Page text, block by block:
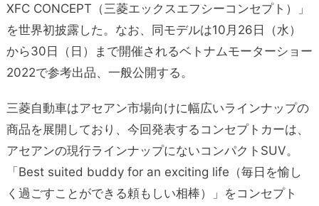
XFC CONCEPT（三菱エックスエフシーコンセプト）」
を世界初披露した。なお、同モデルは10月26日（水）
から30日（日）まで開催されるベトナムモーターショー
2022で参考出品、一般公開する。
三菱自動車はアセアン市場向けに幅広いラインナップの
商品を展開しており、今回発表するコンセプトカーは、
アセアンの現行ラインナップにないコンパクトSUV。
「Best suited buddy for an exciting life（毎日を愉し
く過ごすことができる頼もしい相棒）」をコンセプト